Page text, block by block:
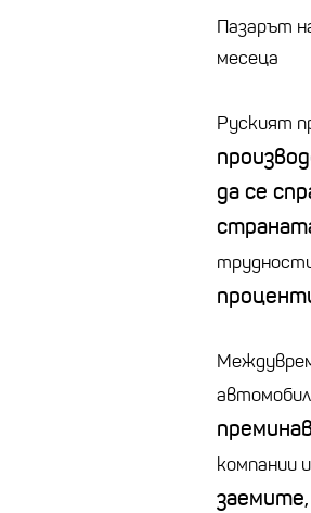
Пазарът
месеца
Руският
да се
компании